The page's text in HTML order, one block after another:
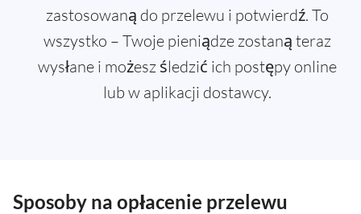
zastosowaną do przelewu i potwierdź. To
wszystko – Twoje pieniądze zostaną teraz
wysłane i możesz śledzić ich postępy online
lub w aplikacji dostawcy.
Sposoby na opłacenie przelewu